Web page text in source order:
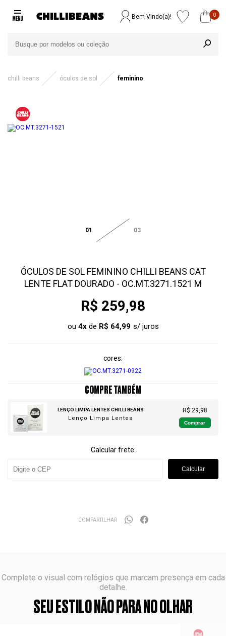
Bem-Vindo(a)! 0
chilli beans óculos de sol feminino
01 03
ÓCULOS DE SOL FEMININO CHILLI BEANS CAT
LENTE FLAT DOURADO - OC.MT.3271.1521 M
R$ 259,98
ou 4xde R$ 64,99
cores
COMPRE TAMBÉM
LENÇO LIMPA LENTES CHILLI BEANS
Lenço Limpa Lentes
R$ 29,98
Comprar
Calcular frete:
Calcular
COMPARTILHAR
Complete o visual com relógios que marcam presença em cada
detalhe.
SEU ESTILO NÃO PARA NO OLHAR